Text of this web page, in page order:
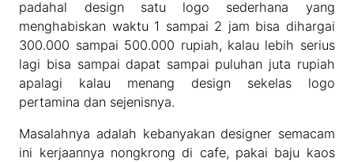
padahal design satu logo sederhana yang
menghabiskan waktu 1 sampai 2 jam bisa dihargai
300.000 sampai 500.000 rupiah, kalau lebih serius
lagi bisa sampai dapat sampai puluhan juta rupiah
apalagi kalau menang design sekelas logo
pertamina dan sejenisnya.
Masalahnya adalah kebanyakan designer semacam
ini kerjaannya nongkrong di cafe, pakai baju kaos